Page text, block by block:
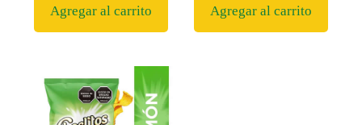
Agregar al carrito Agregar al carrito